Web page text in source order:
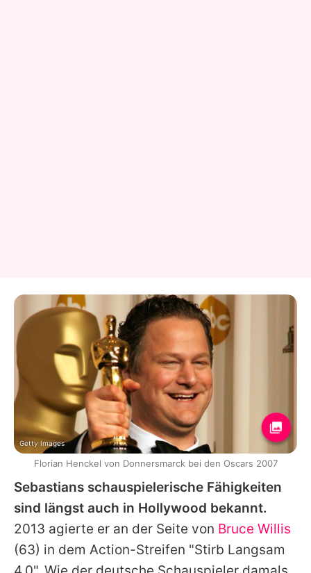
Sebastians schauspielerische Fähigkeiten
sind längst auch in Hollywood bekannt.
2013 agierte er an der Seite von Bruce Willis
(63) in dem Action-Streifen "Stirb Langsam
Getty Images
Florian Henckel von Donnersmarck bei den Oscars 2007